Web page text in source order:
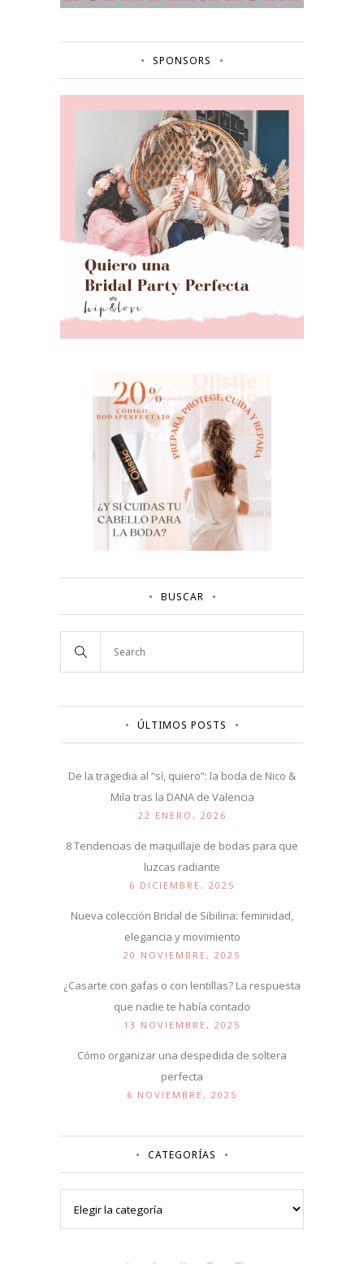
SPONSORS
BUSCAR
ÚLTIMOS POSTS
De la tragedia al “sí, quiero”: la boda de Nico &
Mila tras la DANA de Valencia
22 ENERO, 2026
8 Tendencias de maquillaje de bodas para que
luzcas radiante
6 DICIEMBRE, 2025
Nueva colección Bridal de Sibilina: feminidad,
elegancia y movimiento
20 NOVIEMBRE, 2025
¿Casarte con gafas o con lentillas? La respuesta
que nadie te había contado
13 NOVIEMBRE, 2025
Cómo organizar una despedida de soltera
perfecta
6 NOVIEMBRE, 2025
CATEGORÍAS